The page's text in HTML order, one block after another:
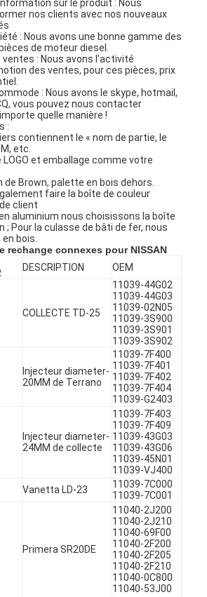
LA CULASSE
sur le produit : Nous
nos clients avec nos nouveaux
: Nous avons une bonne gamme des
de moteur diesel.
: Nous avons l'activité
des ventes, pour ces pièces, prix
: Nous avons le skype, hotmail,
vous pouvez nous contacter
quelle manière !
:
contiennent le « nom de partie, le
etc.
et emballage comme votre
Brown, palette en bois dehors.
faire la boîte de couleur
client
aluminium nous choisissons la boîte
; Pour la culasse de bâti de fer, nous
bois.
rechange connexes pour NISSAN
DESCRIPTION OEM
COLLECTE TD-25
11039-44G02
11039-44G03
11039-02N05
11039-3S900
11039-3S901
11039-3S902
Injecteur diameter-
20MM de Terrano
11039-7F400
11039-7F401
11039-7F402
11039-7F404
11039-G2403
Injecteur diameter-
24MM de collecte
11039-7F403
11039-7F409
11039-43G03
11039-43G06
11039-45N01
11039-VJ400
Vanetta LD-23
11039-7C000
11039-7C001
Primera SR20DE
11040-2J200
11040-2J210
11040-69F00
11040-2F200
11040-2F205
11040-2F210
11040-0C800
11040-53J00